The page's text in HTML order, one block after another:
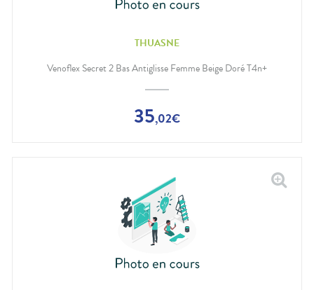
THUASNE
Venoflex Secret 2 Bas Antiglisse Femme Beige Doré T4n+
35,02€